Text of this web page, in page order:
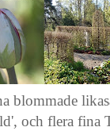
blommade
och flera fina